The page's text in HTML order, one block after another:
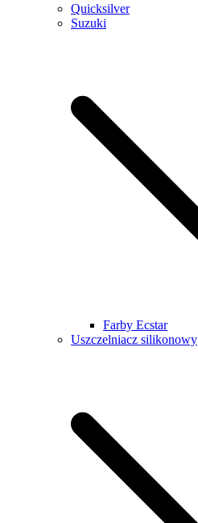
Quicksilver
Suzuki
Farby Ecstar
Uszczelniacz silikonowy